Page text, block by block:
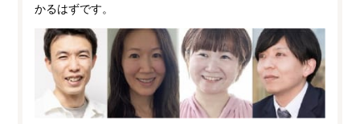
かるはずです。